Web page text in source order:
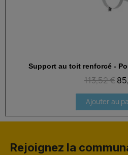
Aperçu
Support au toit renforcé -
113,52 €
Ajouter au
Rejoignez la